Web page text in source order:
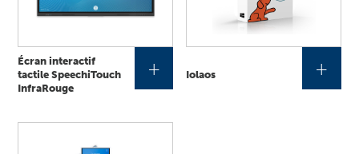
Écran interactif
tactile SpeechiTouch
InfraRouge
+ Iolaos +